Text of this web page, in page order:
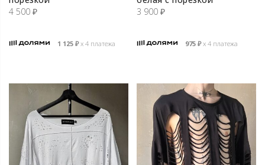
4 500 ₽
1 125 ₽х 4 платежа
3 900 ₽
975 ₽х 4 платежа